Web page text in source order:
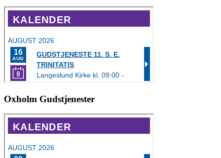
Oxholm Gudstjenester